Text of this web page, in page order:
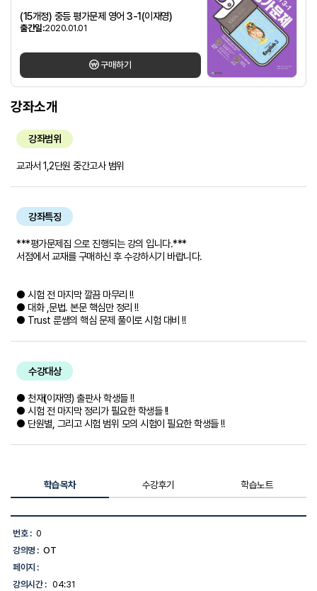
(15개정) 중등 평가문제 영어 3-1(이재영)
출간일:2020.01.01
구매하기
강좌소개
강좌범위
교과서 1,2단원 중간고사 범위
강좌특징
***평가문제집 으로 진행되는 강의 입니다.***
서점에서 교재를 구매하신 후 수강하시기 바랍니다.
● 시험 전 마지막 깔끔 마무리 !!
● 대화 ,문법. 본문 핵심만 정리 !!
● Trust 룬쌤의 핵심 문제 풀이로 시험 대비 !!
수강대상
● 천재(이재영) 출판사 학생들 !!
● 시험 전 마지막 정리가 필요한 학생들 !!
● 단원별, 그리고 시험 범위 모의 시험이 필요한 학생들 !!
학습목차 수강후기 학습노트
습
목
차
목
록
번호 : 0
강의명 : OT
페이지 :
강의시간 : 04:31